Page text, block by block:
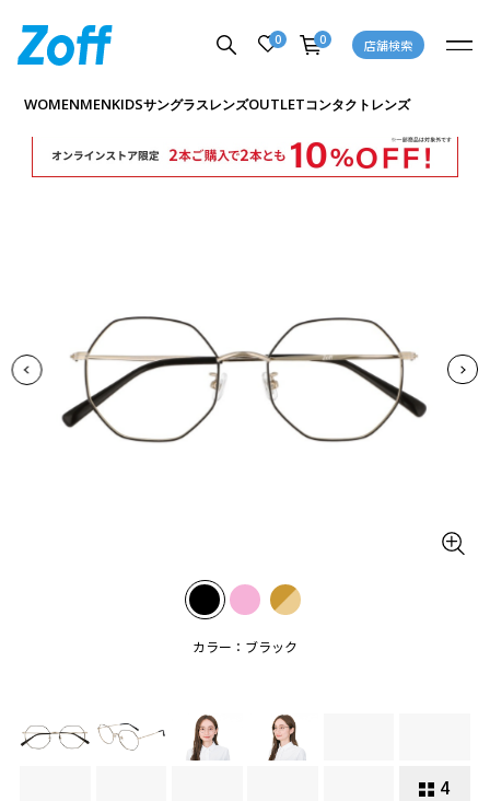
0 0 店舗検索
WOMENMENKIDSサングラスレンズOUTLETコンタクトレンズ
カラー：ブラック
4
商品詳細ページへ